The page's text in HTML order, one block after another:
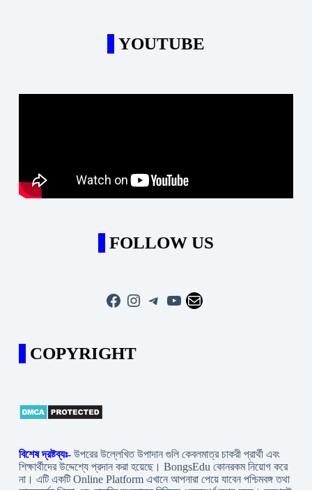
YOUTUBE
FOLLOW US
Facebook
Instagram
Telegram
YouTube
Mail
COPYRIGHT
বিশেষ দ্রষ্টব্যঃ- উপরের উল্লেখিত উপাদান গুলি কেবলমাত্র চাকরী প্রার্থী এবং
শিক্ষার্থীদের উদ্দেশ্যে প্রদান করা হয়েছে। BongsEdu কোনরকম নিয়োগ করে
না। এটি একটি Online Platform এখানে আপনারা পেয়ে যাবেন পশ্চিমবঙ্গ তথা